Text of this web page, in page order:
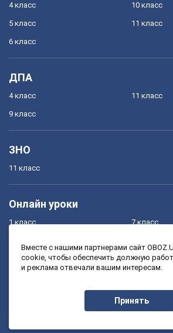
4 класс
5 класс
6 класс
10 класс
11 класс
ДПА
4 класс
9 класс
11 класс
ЗНО
11 класс
Онлайн уроки
1 класс
3 класс
7 класс
9 класс
Вместе с нашими партнерами сайт
cookie, чтобы обеспечить должную
и реклама отвечали вашим интересам.
Принять